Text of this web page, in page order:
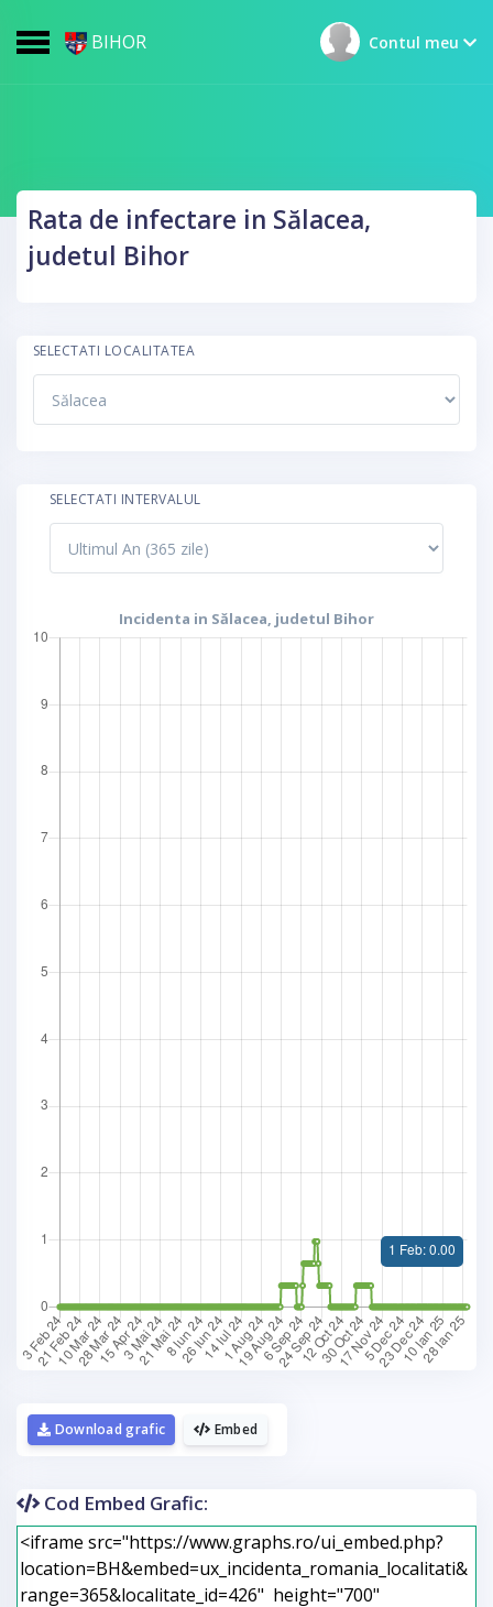
BIHOR Contul meu
Rata de infectare in Sălacea,
judetul Bihor
SELECTATI LOCALITATEA
SELECTATI INTERVALUL
Embed
Download grafic
Cod Embed Grafic: